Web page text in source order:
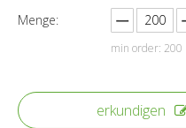
Menge:
min order: 200
erkundigen